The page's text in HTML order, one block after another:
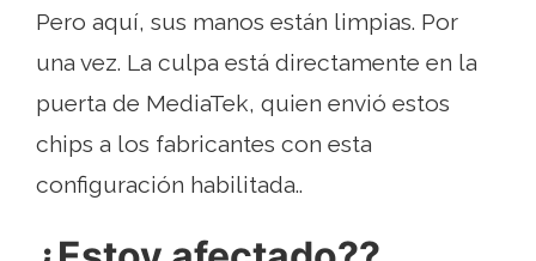
Pero aquí, sus manos están limpias. Por
una vez. La culpa está directamente en la
puerta de MediaTek, quien envió estos
chips a los fabricantes con esta
configuración habilitada..